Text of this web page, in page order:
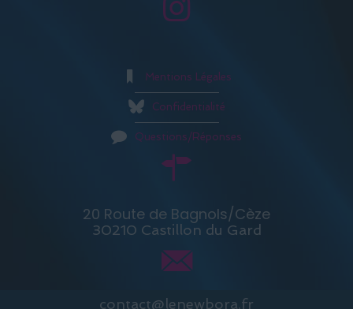
Mentions Légales
Confidentialité
Questions/Réponses
20 Route de Bagnols/Cèze
30210 Castillon du Gard
contact@lenewbora.fr